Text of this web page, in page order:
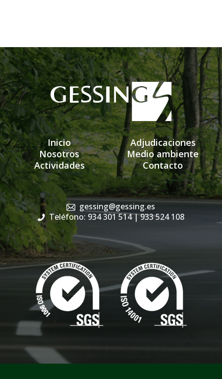
Inicio
Nosotros
Actividades
Adjudicaciones
Medio ambiente
Contacto
gessing@gessing.es
Teléfono: 934 301 514| 933 524 108